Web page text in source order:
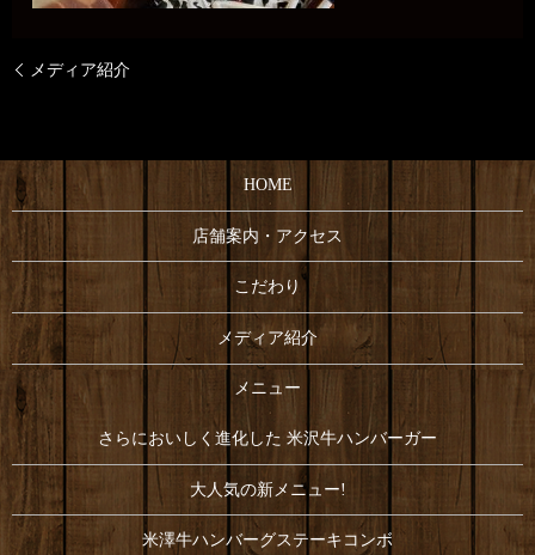
メディア紹介
HOME
店舗案内・アクセス
こだわり
メディア紹介
メニュー
さらにおいしく進化した 米沢牛ハンバーガー
大人気の新メニュー!
米澤牛ハンバーグステーキコンボ